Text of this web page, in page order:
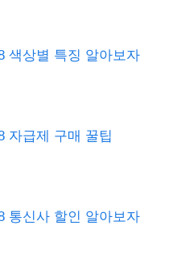
색상별 특징 알아보자
자급제 구매 꿀팁
통신사 할인 알아보자